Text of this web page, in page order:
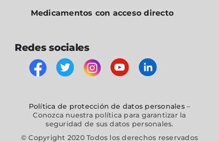
Medicamentos con acceso directo
Redes sociales
Política de protección de datos personales–
Conozca nuestra política para garantizar la
seguridad de sus datos personales.
© Copyright 2020 Todos los derechos reservados